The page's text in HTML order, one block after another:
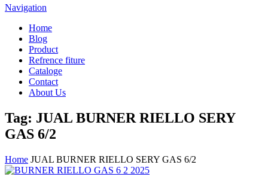
Navigation
Home
Blog
Product
Refrence fiture
Cataloge
Contact
About Us
Tag: JUAL BURNER RIELLO SERY
GAS 6/2
Home JUAL BURNER RIELLO SERY GAS 6/2